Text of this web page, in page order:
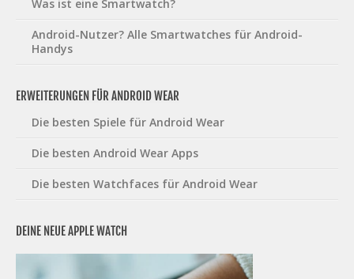
Was ist eine Smartwatch?
Android-Nutzer? Alle Smartwatches für Android-
Handys
ERWEITERUNGEN FÜR ANDROID WEAR
Die besten Spiele für Android Wear
Die besten Android Wear Apps
Die besten Watchfaces für Android Wear
DEINE NEUE APPLE WATCH